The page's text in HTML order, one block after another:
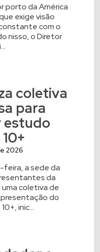
porto da América
exige visão
com o
nisso, o Diretor
coletiva
para
estudo
2026
feira, a sede da
da
uma coletiva de
do
inic...